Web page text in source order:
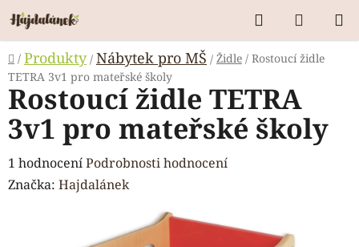
Přejít
na
obsah
Hledat
KOŠÍK
Domů
/ Produkty / Nábytek pro MŠ / Židle / Rostoucí židle
TETRA 3v1 pro mateřské školy
Rostoucí židle TETRA
3v1 pro mateřské školy
Průměrné
hodnocení
1 hodnoceníPodrobnosti hodnocení
Značka: Hajdalánek